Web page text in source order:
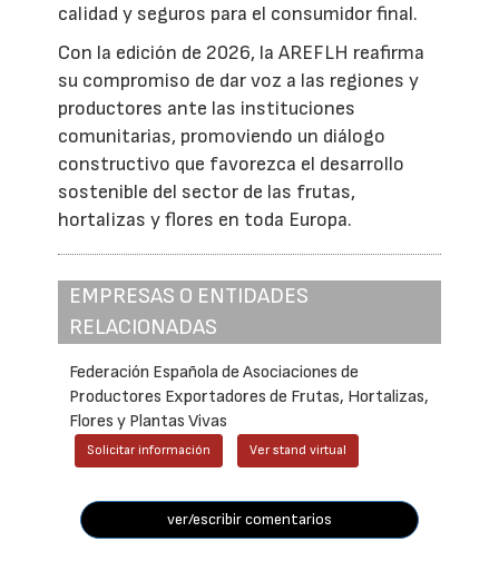
calidad y seguros para el consumidor final.
Con la edición de 2026, la AREFLH reafirma
su compromiso de dar voz a las regiones y
productores ante las instituciones
comunitarias, promoviendo un diálogo
constructivo que favorezca el desarrollo
sostenible del sector de las frutas,
hortalizas y flores en toda Europa.
EMPRESAS O ENTIDADES
RELACIONADAS
Federación Española de Asociaciones de
Productores Exportadores de Frutas, Hortalizas,
Flores y Plantas Vivas
Solicitar información Ver stand virtual
ver/escribir comentarios